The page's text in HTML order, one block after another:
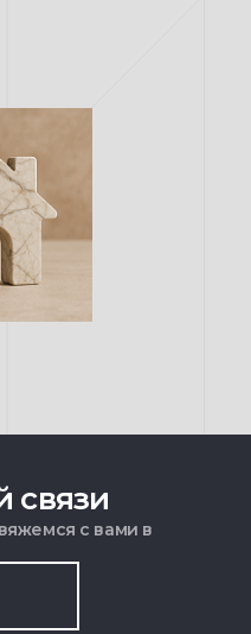
связи
с вами в